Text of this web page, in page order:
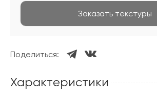
Заказать текстуры
Поделиться:
Характеристики